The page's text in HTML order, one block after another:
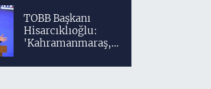
TOBB Başkanı
Hisarcıklıoğlu:
'Kahramanmaraş,
Türkiye